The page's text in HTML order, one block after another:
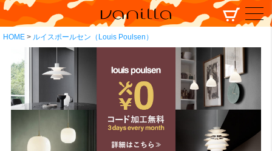
HOME ルイスポールセン（Louis Poulsen）